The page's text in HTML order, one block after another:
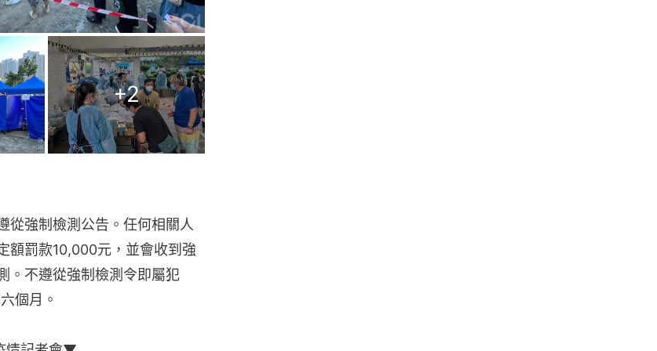
從強制檢測公告。任何相關人
額罰款10,000元，並會收到強
。不遵從強制檢測令即屬犯
個月。
情記者會▼